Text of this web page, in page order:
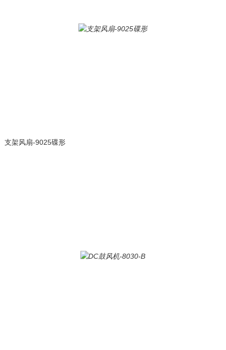
支架风扇-9025碟形